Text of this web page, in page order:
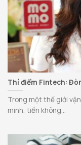
Thí điểm Fintech:
Trong một thế giới
minh, tiền không...